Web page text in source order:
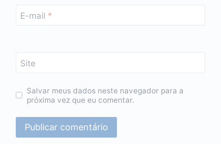
E-mail *
Site
Salvar meus dados neste navegador para a
próxima vez que eu comentar.